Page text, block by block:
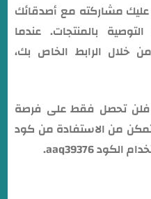
عليك مشاركته مع أصدقائك
بالمنتجات. عندما
يقومون بالشراء في TEMU من خلال الرابط الخاص بك،
فلن تحصل فقط على فرصة
من الاستفادة من كود